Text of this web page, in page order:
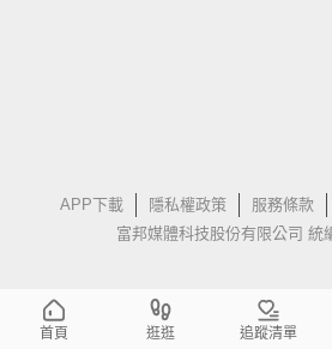
APP下載 隱私權政策 服務條款
富邦媒體科技股份有限公司 統
首頁 逛逛 追蹤清單